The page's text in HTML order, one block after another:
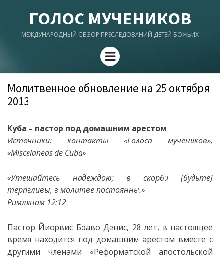
ГОЛОС МУЧЕНИКОВ
МЕЖДУНАРОДНЫЙ ОБЗОР ПРЕСЛЕДОВАНИЙ ДЕТЕЙ БОЖЬИХ
Menu
Молитвенное обновление на 25 октября
2013
Куба – пастор под домашним арестом
Источники: контакты «Голоса мучеников»,
«Miscelaneasde Cuba»
«Утешайтесь надеждою; в скорби [будьте]
терпеливы, в молитве постоянны.»
Римлянам 12:12
Пастор Йиорвис Браво Денис, 28 лет, в настоящее
время находится под домашним арестом вместе с
другими членами «Реформатской апостольской